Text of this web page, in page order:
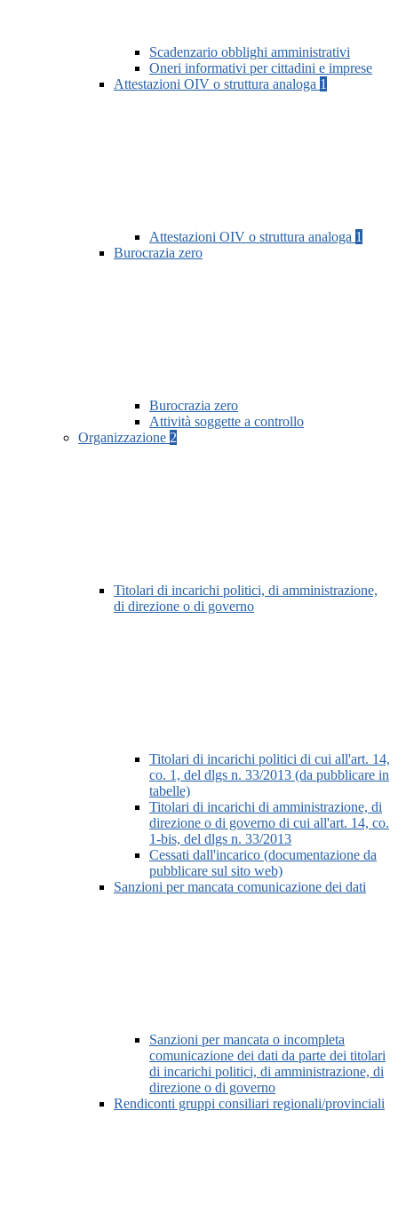
Scadenzario obblighi amministrativi
Oneri informativi per cittadini e imprese
Attestazioni OIV o struttura analoga 1
Attestazioni OIV o struttura analoga 1
Burocrazia zero
Burocrazia zero
Attività soggette a controllo
Organizzazione 2
Titolari di incarichi politici, di amministrazione,
di direzione o di governo
Titolari di incarichi politici di cui all'art. 14,
co. 1, del dlgs n. 33/2013 (da pubblicare in
tabelle)
Titolari di incarichi di amministrazione, di
direzione o di governo di cui all'art. 14, co.
1-bis, del dlgs n. 33/2013
Cessati dall'incarico (documentazione da
pubblicare sul sito web)
Sanzioni per mancata comunicazione dei dati
Sanzioni per mancata o incompleta
comunicazione dei dati da parte dei titolari
di incarichi politici, di amministrazione, di
direzione o di governo
Rendiconti gruppi consiliari regionali/provinciali